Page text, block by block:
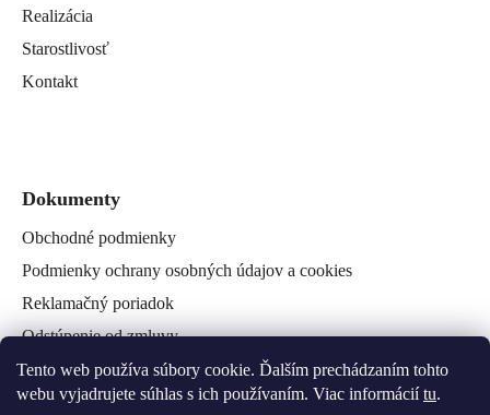
Tento web používa súbory cookie. Ďalším prechádzaním tohto
webu vyjadrujete súhlas s ich používaním. Viac informáciítu.
Realizácia
Starostlivosť
Kontakt
Dokumenty
Obchodné podmienky
Podmienky ochrany osobných údajov a cookies
Reklamačný poriadok
Odstúpenie od zmluvy
Reklamačný formulár